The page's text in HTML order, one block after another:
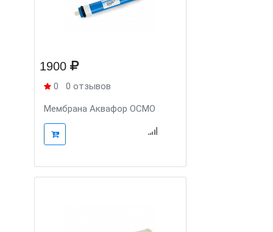
1900
0 0 отзывов
Мембрана Аквафор ОСМО